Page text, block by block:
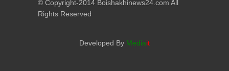
© Copyright-2014 Boishakhinews24.com All
Rights Reserved
Developed By Mediait